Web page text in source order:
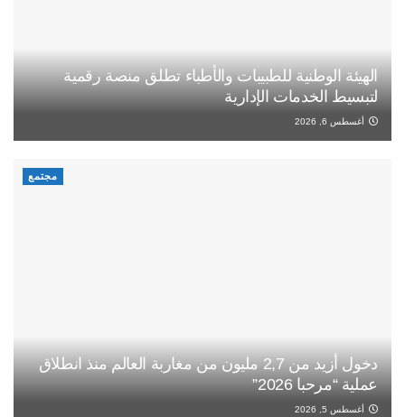
الهيئة الوطنية للطبيبات والأطباء تطلق منصة رقمية
لتبسيط الخدمات الإدارية
أغسطس 6, 2026
مجتمع
دخول أزيد من 2,7 مليون من مغاربة العالم منذ انطلاق
عملية “مرحبا 2026”
أغسطس 5, 2026